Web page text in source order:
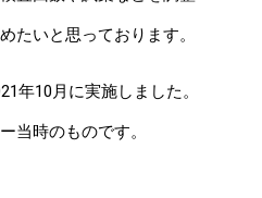
たいと思っております。
年10月に実施しました。
当時のものです。